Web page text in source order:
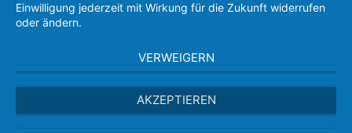
Einwilligung jederzeit mit Wirkung für die Zukunft widerrufen
oder ändern.
VERWEIGERN
AKZEPTIEREN